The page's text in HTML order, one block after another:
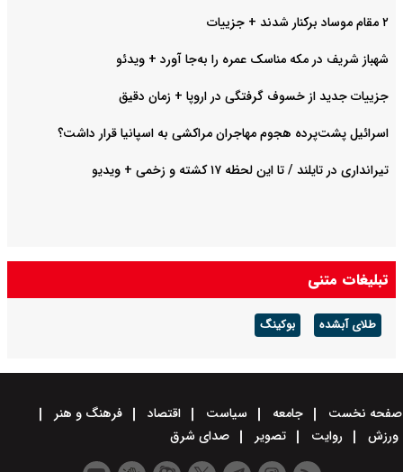
۲ مقام موساد برکنار شدند + جزییات
شهباز شریف در مکه مناسک عمره را به‌جا آورد + ویدئو
جزییات جدید از خسوف گرفتگی در اروپا + زمان دقیق
اسرائیل پشت‌پرده هجوم مهاجران مراکشی به اسپانیا قرار داشت؟
تیرانداری در تایلند / تا این لحظه ۱۷ کشته و زخمی + ویدیو
تبلیغات متنی
طلای آبشده بوکینگ
صفحه نخست جامعه سیاست اقتصاد
فرهنگ و هنر
ورزش
روایت تصویر صدای شرق